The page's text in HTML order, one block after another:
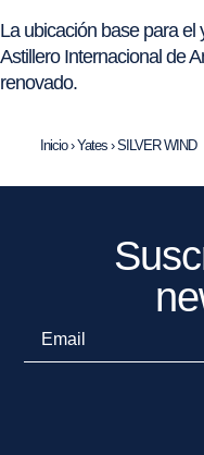
La ubicación base para
Astillero Internacional de
renovado.
Inicio›Yates ›SILVER WIND